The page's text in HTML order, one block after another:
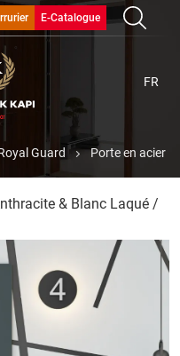
E-Catalogue
FR
Guard Porte en acier
& Blanc Laqué /